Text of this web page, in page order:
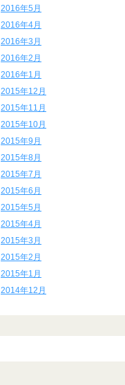
2016年5月
2016年4月
2016年3月
2016年2月
2016年1月
2015年12月
2015年11月
2015年10月
2015年9月
2015年8月
2015年7月
2015年6月
2015年5月
2015年4月
2015年3月
2015年2月
2015年1月
2014年12月